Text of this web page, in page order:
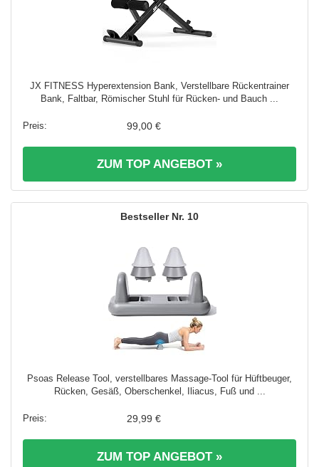
JX FITNESS Hyperextension Bank, Verstellbare Rückentrainer
Bank, Faltbar, Römischer Stuhl für Rücken- und Bauch ...
99,00 €
ZUM TOP ANGEBOT »
10
Psoas Release Tool, verstellbares Massage-Tool für Hüftbeuger,
Rücken, Gesäß, Oberschenkel, Iliacus, Fuß und ...
29,99 €
ZUM TOP ANGEBOT »